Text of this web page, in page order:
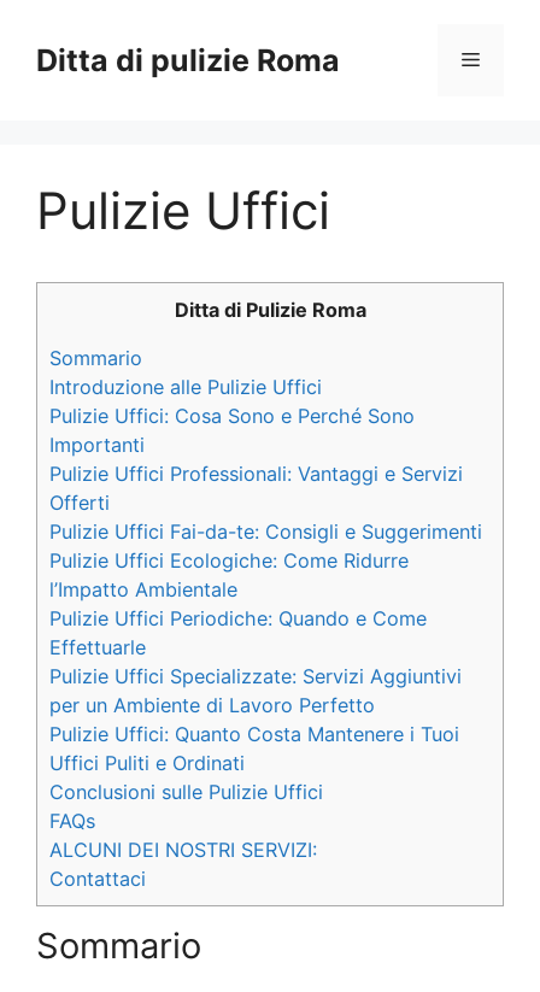
contenuto
Ditta di pulizie Roma Menu
Pulizie Uffici
Ditta di Pulizie Roma
Sommario
Introduzione alle Pulizie Uffici
Pulizie Uffici: Cosa Sono e Perché Sono
Importanti
Pulizie Uffici Professionali: Vantaggi e Servizi
Offerti
Pulizie Uffici Fai-da-te: Consigli e Suggerimenti
Pulizie Uffici Ecologiche: Come Ridurre
l’Impatto Ambientale
Pulizie Uffici Periodiche: Quando e Come
Effettuarle
Pulizie Uffici Specializzate: Servizi Aggiuntivi
per un Ambiente di Lavoro Perfetto
Pulizie Uffici: Quanto Costa Mantenere i Tuoi
Uffici Puliti e Ordinati
Conclusioni sulle Pulizie Uffici
FAQs
ALCUNI DEI NOSTRI SERVIZI:
Contattaci
Sommario